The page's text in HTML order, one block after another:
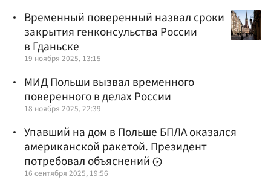
Временный поверенный назвал сроки
закрытия генконсульства России
в Гданьске
19 ноября 2025, 13:15
МИД Польши вызвал временного
поверенного в делах России
18 ноября 2025, 22:39
Упавший на дом в Польше БПЛА оказался
американской ракетой. Президент
потребовал объяснений
16 сентября 2025, 19:56